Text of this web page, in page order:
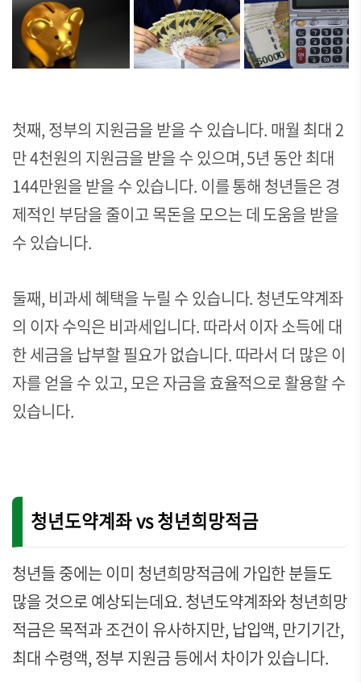
첫째, 정부의 지원금을 받을 수 있습니다. 매월 최대 2
만 4천원의 지원금을 받을 수 있으며, 5년 동안 최대
144만원을 받을 수 있습니다. 이를 통해 청년들은 경
제적인 부담을 줄이고 목돈을 모으는 데 도움을 받을
수 있습니다.
둘째, 비과세 혜택을 누릴 수 있습니다. 청년도약계좌
의 이자 수익은 비과세입니다. 따라서 이자 소득에 대
한 세금을 납부할 필요가 없습니다. 따라서 더 많은 이
자를 얻을 수 있고, 모은 자금을 효율적으로 활용할 수
있습니다.
청년도약계좌 vs 청년희망적금
청년들 중에는 이미 청년희망적금에 가입한 분들도
많을 것으로 예상되는데요. 청년도약계좌와 청년희망
적금은 목적과 조건이 유사하지만, 납입액, 만기기간,
최대 수령액, 정부 지원금 등에서 차이가 있습니다.